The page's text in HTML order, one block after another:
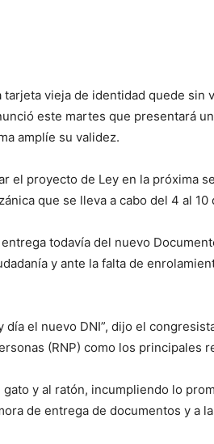
tarjeta vieja de identidad quede sin
este martes que presentará
amplíe su validez.
el proyecto de Ley en la próxima
que se lleva a cabo del 4 al 10
todavía del nuevo
y ante la falta de
el nuevo DNI”, dijo el
(RNP) como los principales
y al ratón, incumpliendo lo
de entrega de documentos y a